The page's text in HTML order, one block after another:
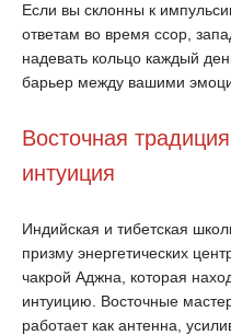
Если вы склонны к
ответам во время ссор,
надевать кольцо каждый
барьер между вашими
Восточная
интуиция
Индийская и тибетская
призму энергетических
чакрой Аджна, которая
интуицию. Восточные
работает как антенна,